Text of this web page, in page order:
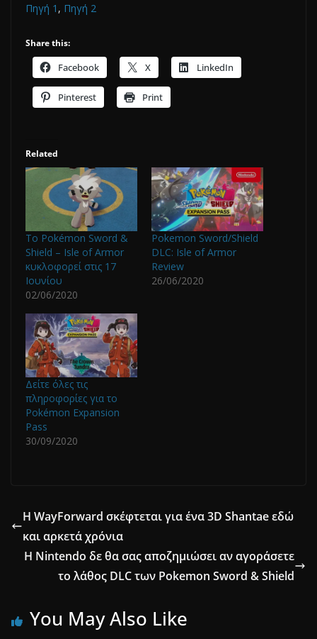
Πηγή 1 , Πηγή 2
Share this:
Facebook X LinkedIn
Pinterest Print
Related
To Pokémon Sword &
Shield – Isle of Armor
κυκλοφορεί στις 17
Ιουνίου
02/06/2020
Pokemon Sword/Shield
DLC: Isle of Armor
Review
26/06/2020
Δείτε όλες τις
πληροφορίες για το
Pokémon Expansion
Pass
30/09/2020
Η WayForward σκέφτεται για ένα 3D Shantae εδώ
και αρκετά χρόνια
Η Nintendo δε θα σας αποζημιώσει αν αγοράσετε
το λάθος DLC των Pokemon Sword & Shield
You May Also Like